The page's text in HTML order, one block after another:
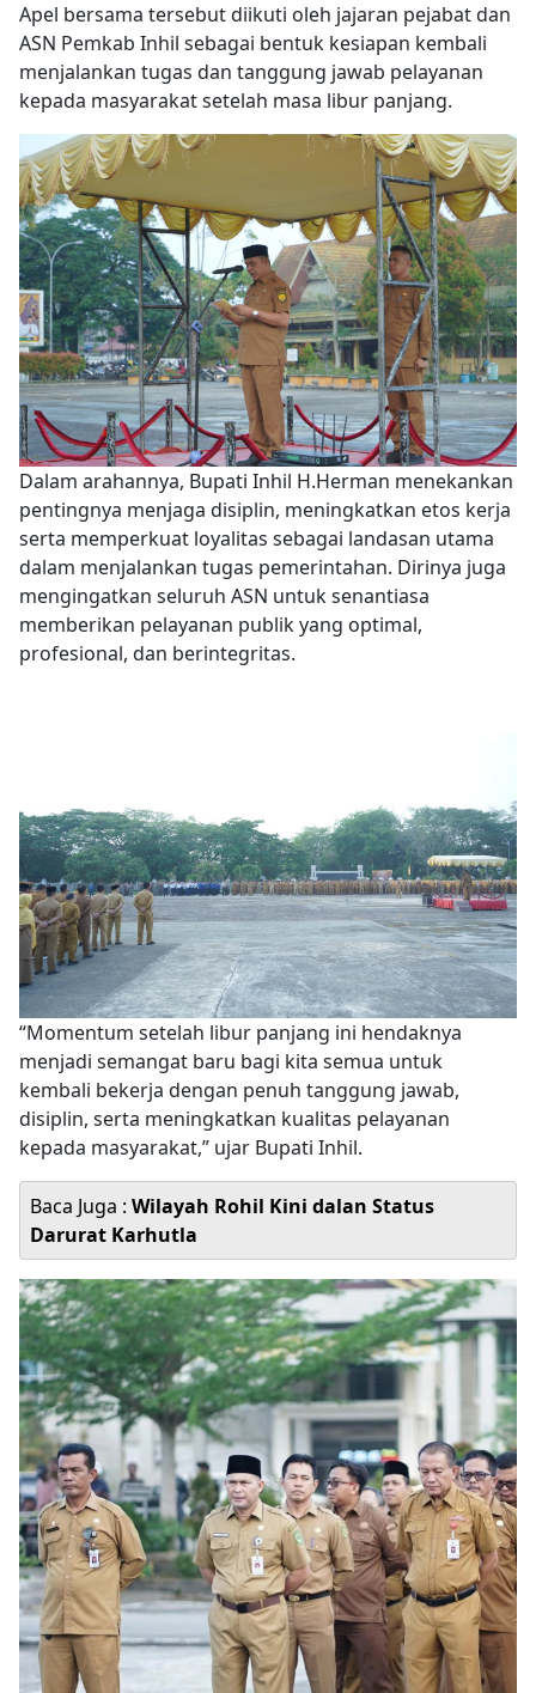
Apel bersama tersebut diikuti oleh jajaran pejabat dan
ASN Pemkab Inhil sebagai bentuk kesiapan kembali
menjalankan tugas dan tanggung jawab pelayanan
kepada masyarakat setelah masa libur panjang.
Dalam arahannya, Bupati Inhil H.Herman menekankan
pentingnya menjaga disiplin, meningkatkan etos kerja
serta memperkuat loyalitas sebagai landasan utama
dalam menjalankan tugas pemerintahan. Dirinya juga
mengingatkan seluruh ASN untuk senantiasa
memberikan pelayanan publik yang optimal,
profesional, dan berintegritas.
“Momentum setelah libur panjang ini hendaknya
menjadi semangat baru bagi kita semua untuk
kembali bekerja dengan penuh tanggung jawab,
disiplin, serta meningkatkan kualitas pelayanan
kepada masyarakat,” ujar Bupati Inhil.
Baca Juga : Wilayah Rohil Kini dalan Status
Darurat Karhutla